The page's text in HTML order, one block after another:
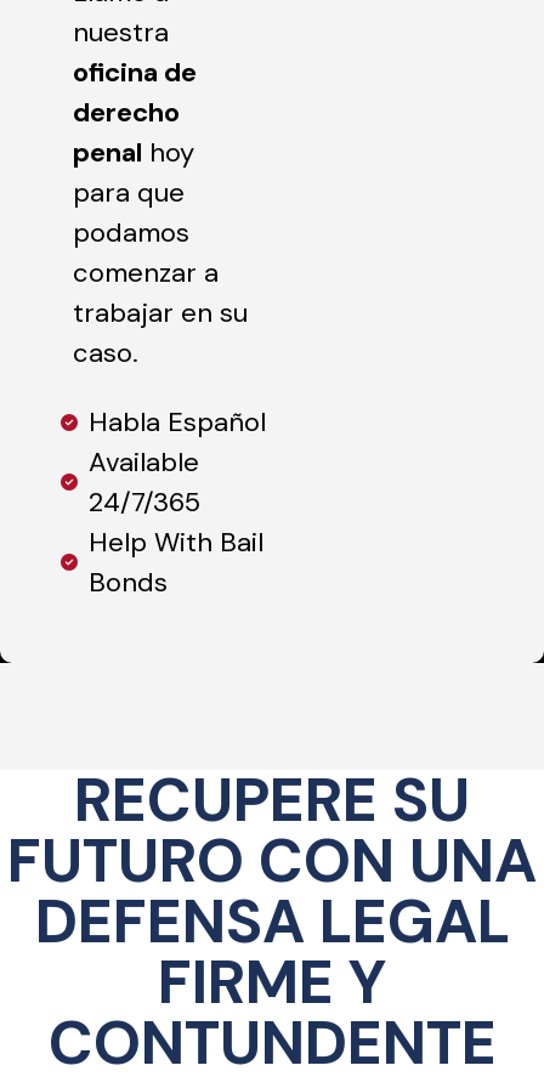
nuestra
oficina de
derecho
penal hoy
para que
podamos
comenzar a
trabajar en su
caso.
Habla Español
Available
24/7/365
Help With Bail
Bonds
RECUPERE SU
FUTURO CON UNA
DEFENSA LEGAL
FIRME Y
CONTUNDENTE